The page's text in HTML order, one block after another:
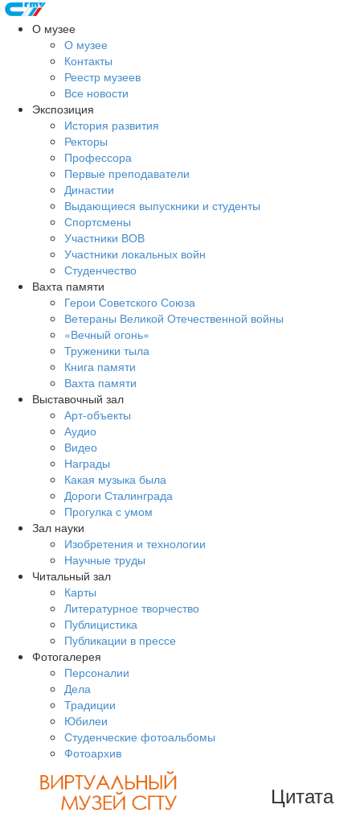
О музее
О музее
Контакты
Реестр музеев
Все новости
Экспозиция
История развития
Ректоры
Профессора
Первые преподаватели
Династии
Выдающиеся выпускники и студенты
Спортсмены
Участники ВОВ
Участники локальных войн
Студенчество
Вахта памяти
Герои Советского Союза
Ветераны Великой Отечественной войны
«Вечный огонь»
Труженики тыла
Книга памяти
Вахта памяти
Выставочный зал
Арт-объекты
Аудио
Видео
Награды
Какая музыка была
Дороги Сталинграда
Прогулка с умом
Зал науки
Изобретения и технологии
Научные труды
Читальный зал
Карты
Литературное творчество
Публицистика
Публикации в прессе
Фотогалерея
Персоналии
Дела
Традиции
Юбилеи
Студенческие фотоальбомы
Фотоархив
Цитата